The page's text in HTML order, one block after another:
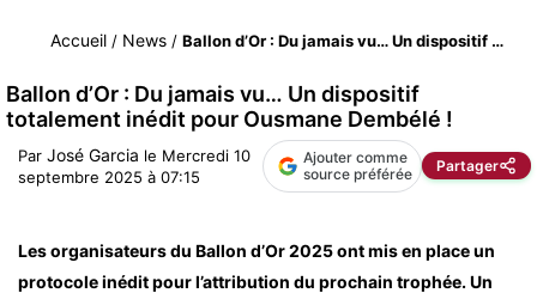
Accueil / News / Ballon d’Or : Du jamais vu… Un dispositif totalement inédit pour Ousmane Dembélé !
Ballon d’Or : Du jamais vu… Un dispositif
totalement inédit pour Ousmane Dembélé !
Par José Garcia le Mercredi 10
septembre 2025 à 07:15
Ajouter comme
source préférée
Partager
Les organisateurs du Ballon d’Or 2025 ont mis en place un
protocole inédit pour l’attribution du prochain trophée. Un